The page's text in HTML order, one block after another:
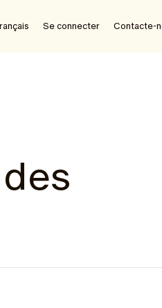
Se connecter Contacte-